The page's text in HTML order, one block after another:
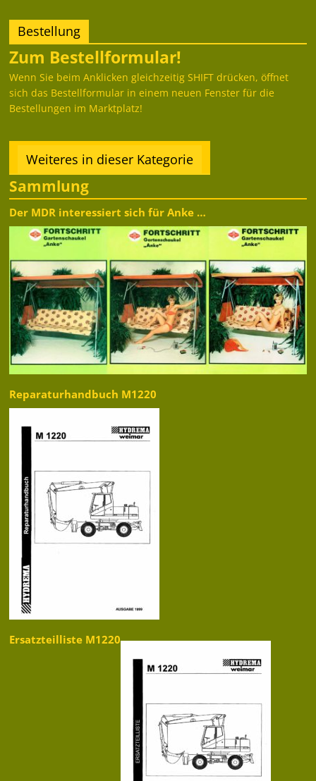
Bestellung
Zum Bestellformular!
Wenn Sie beim Anklicken gleichzeitig SHIFT drücken, öffnet
sich das Bestellformular in einem neuen Fenster für die
Bestellungen im Marktplatz!
Weiteres in dieser Kategorie
Sammlung
Der MDR interessiert sich für Anke …
Reparaturhandbuch M1220
Ersatzteilliste M1220